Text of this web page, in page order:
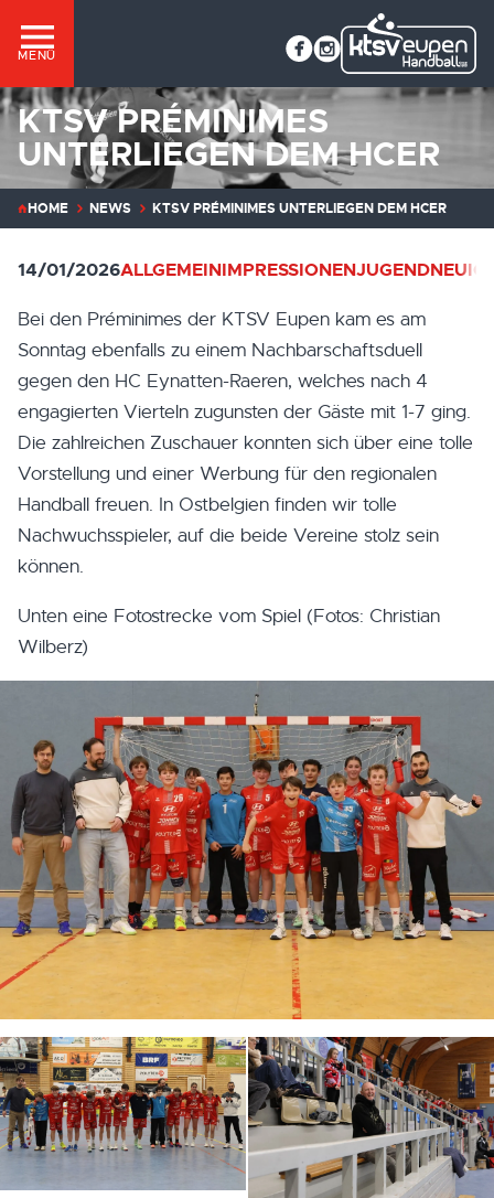
MENÜ
KTSV PRÉMINIMES
UNTERLIEGEN DEM HCER
HOME NEWS KTSV PRÉMINIMES UNTERLIEGEN DEM HCER
14/01/2026ALLGEMEINIMPRESSIONENJUGEND
Bei den Préminimes der KTSV Eupen kam es am
Sonntag ebenfalls zu einem Nachbarschaftsduell
gegen den HC Eynatten-Raeren, welches nach 4
engagierten Vierteln zugunsten der Gäste mit 1-7 ging.
Die zahlreichen Zuschauer konnten sich über eine tolle
Vorstellung und einer Werbung für den regionalen
Handball freuen. In Ostbelgien finden wir tolle
Nachwuchsspieler, auf die beide Vereine stolz sein
können.
Unten eine Fotostrecke vom Spiel (Fotos: Christian
Wilberz)